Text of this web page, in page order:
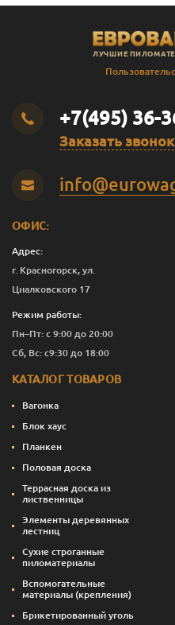
ЛУЧШИЕ
+7(495) 36-
Заказать звонок
ОФИС:
Адрес:
г. Красногорск, ул.
Циалковского 17
Режим работы:
Пн–Пт: с 9:00 до 20:00
Сб, Вс: с9:30 до 18:00
КАТАЛОГ ТОВАРОВ
Вагонка
Блок хаус
Планкен
Половая доска
Террасная доска из
лиственницы
Элементы деревянных
лестниц
Сухие строганные
пиломатериалы
Вспомогательные
материалы (крепления)
Брикетированный уголь